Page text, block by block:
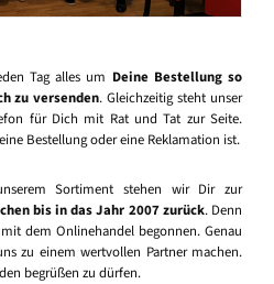
Tag alles um Deine Bestellung so
zu versenden. Gleichzeitig steht unser
für Dich mit Rat und Tat zur Seite.
Bestellung oder eine Reklamation ist.
Sortiment stehen wir Dir zur
bis in das Jahr 2007 zurück. Denn
dem Onlinehandel begonnen. Genau
zu einem wertvollen Partner machen.
begrüßen zu dürfen.